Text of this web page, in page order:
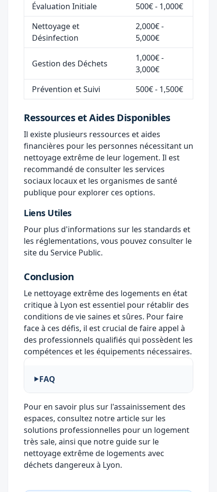
Évaluation Initiale
500€ - 1,000€
Nettoyage et
Désinfection
2,000€ -
5,000€
Gestion des Déchets
1,000€ -
3,000€
Prévention et Suivi
500€ - 1,500€
Ressources et Aides Disponibles
Il existe plusieurs ressources et aides
financières pour les personnes nécessitant un
nettoyage extrême de leur logement. Il est
recommandé de consulter les services
sociaux locaux et les organismes de santé
publique pour explorer ces options.
Liens Utiles
Pour plus d'informations sur les standards et
les réglementations, vous pouvez consulter le
site du Service Public.
Conclusion
Le nettoyage extrême des logements en état
critique à Lyon est essentiel pour rétablir des
conditions de vie saines et sûres. Pour faire
face à ces défis, il est crucial de faire appel à
des professionnels qualifiés qui possèdent les
compétences et les équipements nécessaires.
FAQ
Pour en savoir plus sur l'assainissement des
espaces, consultez notre article sur les
solutions professionnelles pour un logement
très sale, ainsi que notre guide sur le
nettoyage extrême de logements avec
déchets dangereuxà Lyon.